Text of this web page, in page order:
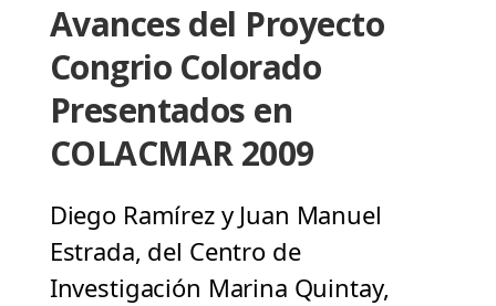
Avances del Proyecto
Congrio Colorado
Presentados en
COLACMAR 2009
Diego Ramírez y Juan Manuel
Estrada, del Centro de
Investigación Marina Quintay,